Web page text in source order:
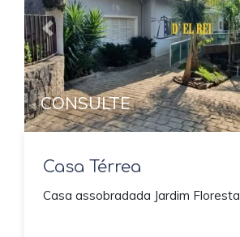
Previous
CONSULTE
Casa Térrea
Casa assobradada Jardim Floresta